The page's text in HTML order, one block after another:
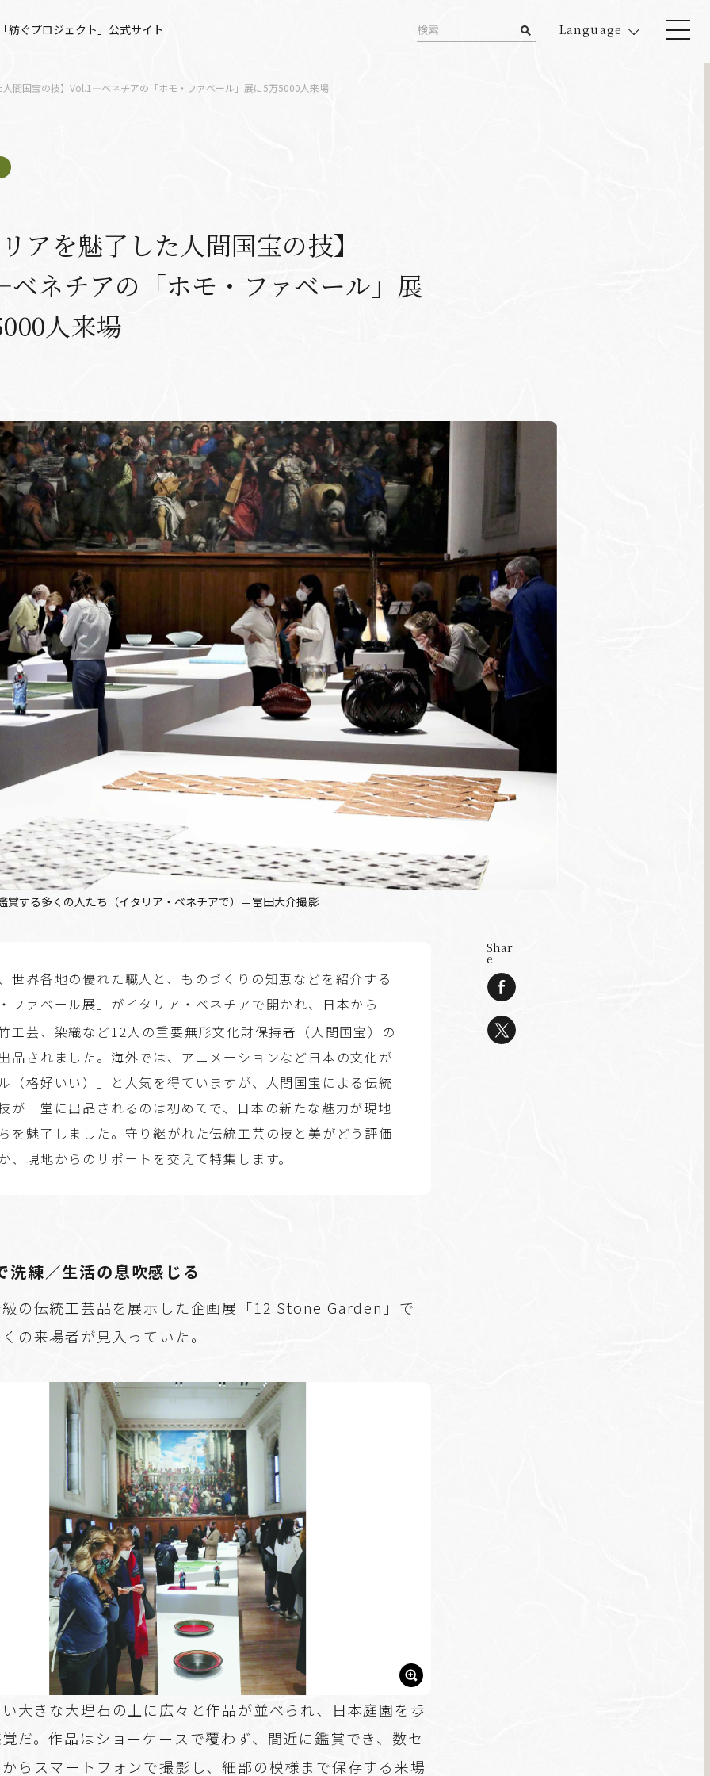
紡ぐプロジェクト」公式サイト Language
人間国宝の技】Vol.1―ベネチアの「ホモ・ファベール」展に5万5000人来場
アを魅了した人間国宝の技】
ネチアの「ホモ・ファベール」展
人来場
賞する多くの人たち（イタリア・ベネチアで）＝冨田大介撮影
世界各地の優れた職人と、ものづくりの知恵などを紹介する
ファベール展」がイタリア・ベネチアで開かれ、日本から
工芸、染織など12人の重要無形文化財保持者（人間国宝）の
品されました。海外では、アニメーションなど日本の文化が
（格好いい）」と人気を得ていますが、人間国宝による伝統
が一堂に出品されるのは初めてで、日本の新たな魅力が現地
を魅了しました。守り継がれた伝統工芸の技と美がどう評価
、現地からのリポートを交えて特集します。
洗練／生活の息吹感じる
の伝統工芸品を展示した企画展「12 Stone Garden」で
の来場者が見入っていた。
大きな大理石の上に広々と作品が並べられ、日本庭園を歩
だ。作品はショーケースで覆わず、間近に鑑賞でき、数セ
らスマートフォンで撮影し、細部の模様まで保存する来場
Shar
e